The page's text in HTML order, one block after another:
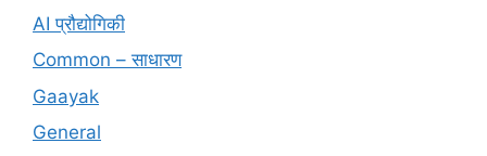
AI प्रौद्योगिकी
Common – साधारण
Gaayak
General